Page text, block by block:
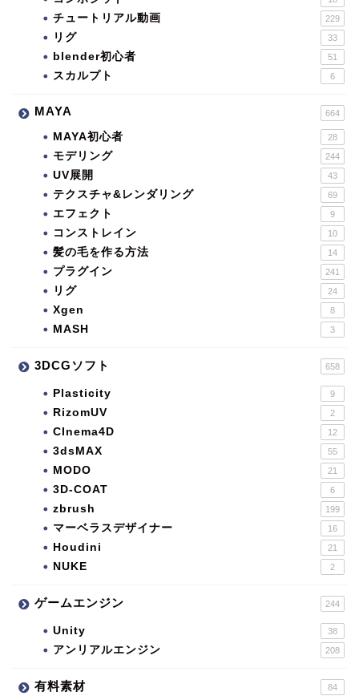
チュートリアル動画 229
リグ 33
blender初心者 51
スカルプト 6
MAYA 664
MAYA初心者 28
モデリング 244
UV展開 43
テクスチャ&レンダリング 69
エフェクト 9
コンストレイン 10
髪の毛を作る方法 14
プラグイン 241
リグ 24
Xgen 8
MASH 3
3DCGソフト 658
Plasticity 9
RizomUV 2
CInema4D 12
3dsMAX 55
MODO 21
3D-COAT 6
zbrush 199
マーベラスデザイナー 16
Houdini 21
NUKE 2
ゲームエンジン 244
Unity 38
アンリアルエンジン 208
有料素材 84